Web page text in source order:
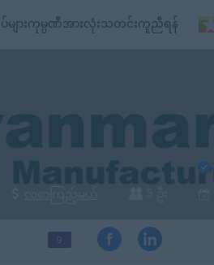
ျားကုမ္ပဏီအားလုံးသတင်းကူညီရန်
9